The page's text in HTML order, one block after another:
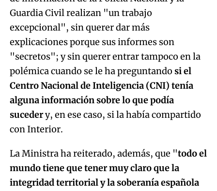
Guardia Civil realizan "un trabajo
excepcional", sin querer dar más
explicaciones porque sus informes son
"secretos"; y sin querer entrar tampoco en la
polémica cuando se le ha preguntando si el
Centro Nacional de Inteligencia (CNI) tenía
alguna información sobre lo que podía
sucedery, en ese caso, si la había compartido
con Interior.
La Ministra ha reiterado, además, que "todo el
mundo tiene que tener muy claro que la
integridad territorial y la soberanía española